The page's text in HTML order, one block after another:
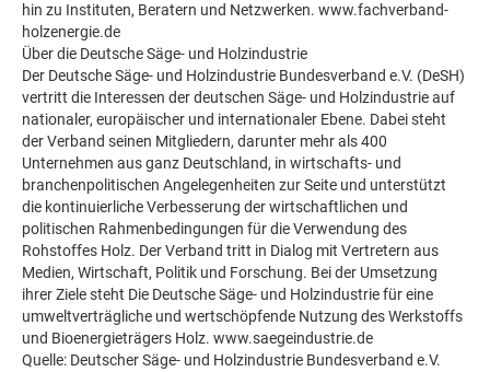
hin zu Instituten, Beratern und Netzwerken. www.fachverband-
holzenergie.de
Über die Deutsche Säge- und Holzindustrie
Der Deutsche Säge- und Holzindustrie Bundesverband e.V. (DeSH)
vertritt die Interessen der deutschen Säge- und Holzindustrie auf
nationaler, europäischer und internationaler Ebene. Dabei steht
der Verband seinen Mitgliedern, darunter mehr als 400
Unternehmen aus ganz Deutschland, in wirtschafts- und
branchenpolitischen Angelegenheiten zur Seite und unterstützt
die kontinuierliche Verbesserung der wirtschaftlichen und
politischen Rahmenbedingungen für die Verwendung des
Rohstoffes Holz. Der Verband tritt in Dialog mit Vertretern aus
Medien, Wirtschaft, Politik und Forschung. Bei der Umsetzung
ihrer Ziele steht Die Deutsche Säge- und Holzindustrie für eine
umweltverträgliche und wertschöpfende Nutzung des Werkstoffs
und Bioenergieträgers Holz. www.saegeindustrie.de
Quelle: Deutscher Säge- und Holzindustrie Bundesverband e.V.